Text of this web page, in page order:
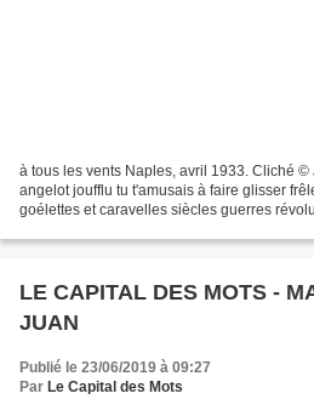
à tous les vents Naples, avril 1933. Cliché
angelot joufflu tu t'amusais à faire glisser
goélettes et caravelles siècles guerres
LE CAPITAL DES MOTS -
JUAN
Publié le 23/06/2019 à 09:27
Par Le Capital des Mots